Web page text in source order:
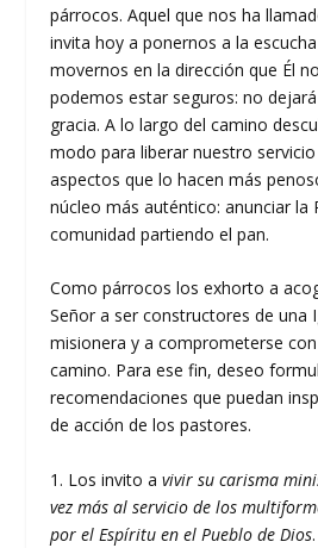
párrocos. Aquel que nos ha
invita hoy a ponernos a la
movernos en la dirección que Él
podemos estar seguros: no
gracia. A lo largo del camino
modo para liberar nuestro
aspectos que lo hacen más
núcleo más auténtico: anunciar la
comunidad partiendo el pan.
Como párrocos los exhorto a
Señor a ser constructores de una
misionera y a comprometerse
camino. Para ese fin, deseo
recomendaciones que puedan
de acción de los pastores.
1. Los invito avivir su carisma
vez más al servicio de los
por el Espíritu en el Pueblo de Dios